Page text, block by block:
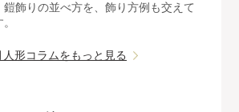
鎧飾りの並べ方を、飾り方例も交えて
人形コラムをもっと見る